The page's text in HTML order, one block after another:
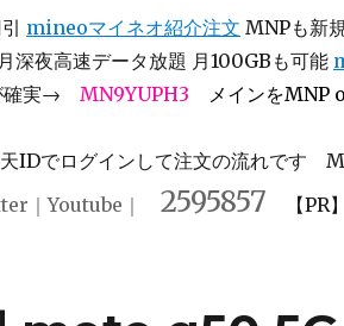
mineoマイネオ紹介注文 MNPも新
深夜高速データ放題 月100GBも可能
確実→ MN9YUPH3 メインをMNP
IDでログインして注文の流れです
｜Youtube ｜ 2595857 【PR】